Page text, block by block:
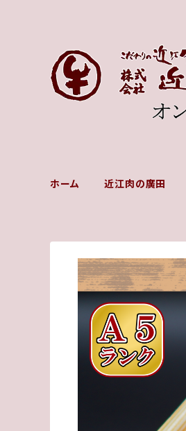
ホーム 近江肉の廣田